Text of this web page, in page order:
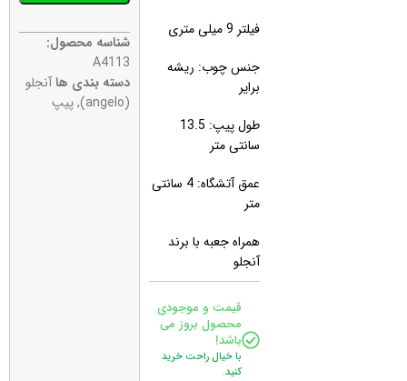
فیلتر 9 میلی متری
جنس چوب: ریشه
برایر
طول پیپ: 13.5
سانتی متر
عمق آتشگاه: 4 سانتی
متر
همراه جعبه با برند
آنجلو
قیمت و موجودی
محصول بروز می
باشد!
با خیال راحت خرید
کنید.
شناسه محصول:
A4113
دسته بندی ها آنجلو
(angelo)
,پیپ